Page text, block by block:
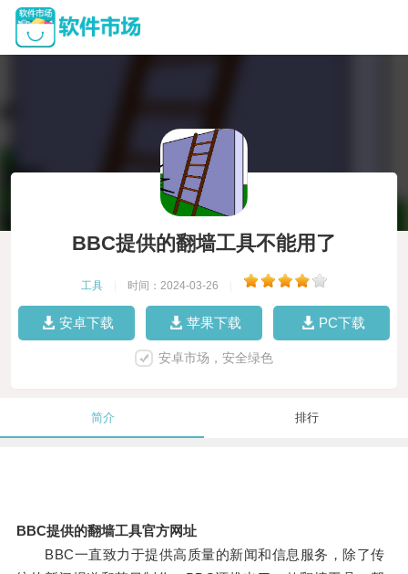
BBC提供的翻墙工具不能用了
工具 时间：2024-03-26
安卓下载 苹果下载 PC下载
安卓市场，安全绿色
简介 排行
BBC提供的翻墙工具官方网址
BBC一直致力于提供高质量的新闻和信息服务，除了传